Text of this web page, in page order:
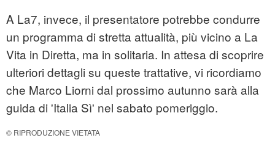
A La7, invece, il presentatore potrebbe condurre
un programma di stretta attualità, più vicino a La
Vita in Diretta, ma in solitaria. In attesa di scoprire
ulteriori dettagli su queste trattative, vi ricordiamo
che Marco Liorni dal prossimo autunno sarà alla
guida di 'Italia Sì' nel sabato pomeriggio.
© RIPRODUZIONE VIETATA